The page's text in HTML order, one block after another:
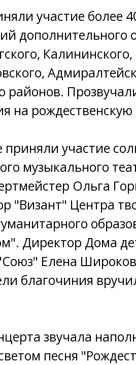
участие более
дополнительного
Калининского,
районов.
на
участие
музыкального
Ольга
"Визант" Центра
Директор Дома
Елена
благочиния
звучала
песня